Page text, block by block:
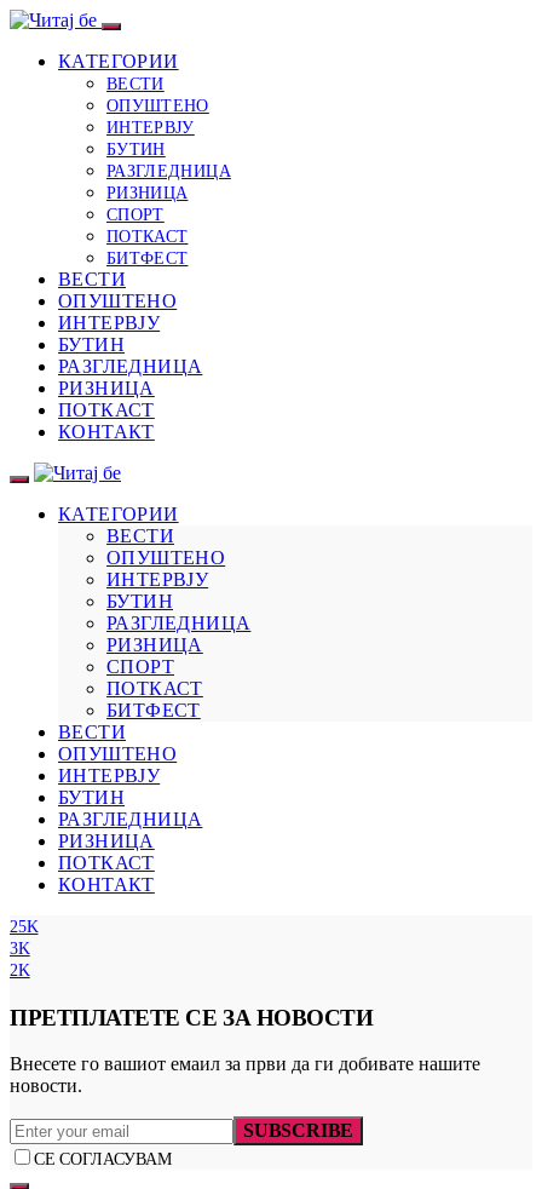
КАТЕГОРИИ
ВЕСТИ
ОПУШТЕНО
ИНТЕРВЈУ
БУТИН
РАЗГЛЕДНИЦА
РИЗНИЦА
СПОРТ
ПОТКАСТ
БИТФЕСТ
ВЕСТИ
ОПУШТЕНО
ИНТЕРВЈУ
БУТИН
РАЗГЛЕДНИЦА
РИЗНИЦА
ПОТКАСТ
КОНТАКТ
КАТЕГОРИИ
ВЕСТИ
ОПУШТЕНО
ИНТЕРВЈУ
БУТИН
РАЗГЛЕДНИЦА
РИЗНИЦА
СПОРТ
ПОТКАСТ
БИТФЕСТ
ВЕСТИ
ОПУШТЕНО
ИНТЕРВЈУ
БУТИН
РАЗГЛЕДНИЦА
РИЗНИЦА
ПОТКАСТ
КОНТАКТ
25K
3K
2K
ПРЕТПЛАТЕТЕ СЕ ЗА НОВОСТИ
Внесете го вашиот емаил за први да ги добивате нашите
новости.
SUBSCRIBE
СЕ СОГЛАСУВАМ